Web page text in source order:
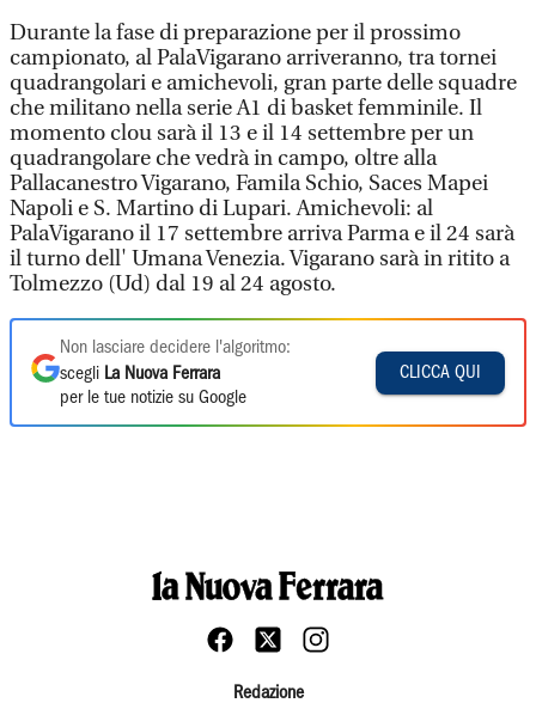
Durante la fase di preparazione per il prossimo
campionato, al PalaVigarano arriveranno, tra tornei
quadrangolari e amichevoli, gran parte delle squadre
che militano nella serie A1 di basket femminile. Il
momento clou sarà il 13 e il 14 settembre per un
quadrangolare che vedrà in campo, oltre alla
Pallacanestro Vigarano, Famila Schio, Saces Mapei
Napoli e S. Martino di Lupari. Amichevoli: al
PalaVigarano il 17 settembre arriva Parma e il 24 sarà
il turno dell' Umana Venezia. Vigarano sarà in ritito a
Tolmezzo (Ud) dal 19 al 24 agosto.
Non lasciare decidere l'algoritmo:
scegli La Nuova Ferrara
per le tue notizie su Google
CLICCA QUI
Redazione